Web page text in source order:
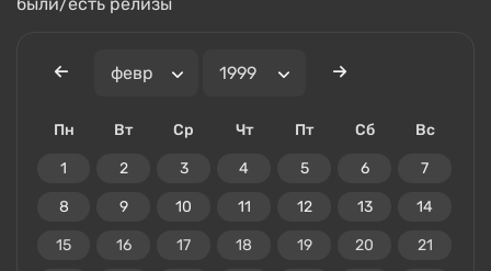
Пн Вт Ср Чт Пт Сб Вс
1 2 3 4 5 6 7
8 9 10 11 12 13 14
15 16 17 18 19 20 21